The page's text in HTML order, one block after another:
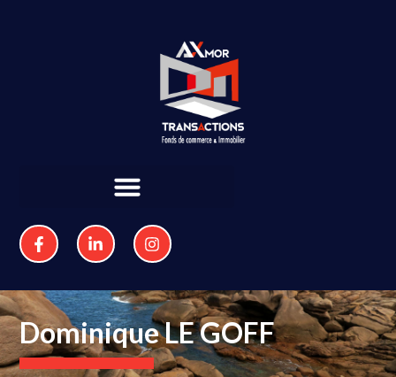
Dominique LE GOFF